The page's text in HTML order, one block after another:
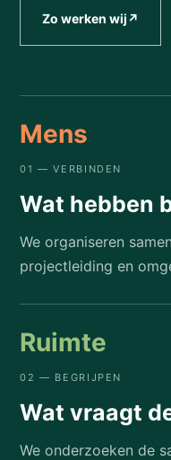
Zo werken wij↗
Mens
01 — VERBINDEN
Wat hebben
We organiseren
projectleiding en
Ruimte
02 — BEGRIJPEN
Wat vraagt
We onderzoeken de